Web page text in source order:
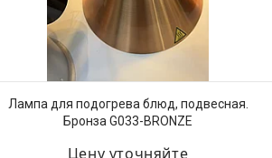
Лампа для подогрева блюд, подвесная.
Бронза G033-BRONZE
Цену уточняйте